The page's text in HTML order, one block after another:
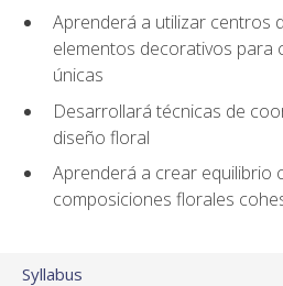
Aprenderá a utilizar centros
elementos decorativos para
únicas
Desarrollará técnicas de
diseño floral
Aprenderá a crear equilibrio
composiciones florales
Syllabus